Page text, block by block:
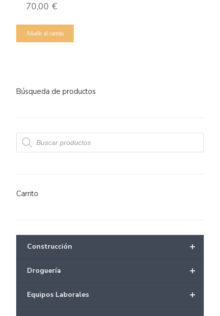
70,00 €
Añadir al carrito
Búsqueda de productos
Búsqueda
de
productos
Carrito
+
Construcción
+
Droguería
+
Equipos Laborales